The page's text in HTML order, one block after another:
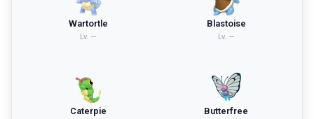
Wartortle
Lv. —
Blastoise
Lv. —
Caterpie Butterfree